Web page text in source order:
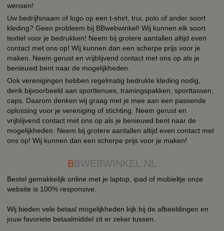
wensen!
Uw bedrijfsnaam of logo op een t-shirt, trui, polo of ander soort
kleding? Geen probleem bij BBwebwinkel! Wij kunnen elk soort
textiel voor je bedrukken! Neem bij grotere aantallen altijd even
contact met ons op! Wij kunnen dan een scherpe prijs voor je
maken. Neem gerust en vrijblijvend contact met ons op als je
benieuwd bent naar de mogelijkheden.
Ook verenigingen hebben regelmatig bedrukte kleding nodig,
denk bijvoorbeeld aan sporttenues, trainingspakken, sporttassen,
caps. Daarom denken wij graag met je mee aan een passende
oplossing voor je vereniging of stichting. Neem gerust en
vrijblijvend contact met ons op als je benieuwd bent naar de
mogelijkheden. Neem bij grotere aantallen altijd even contact met
ons op! Wij kunnen dan een scherpe prijs voor je maken!
BBWEBWINKEL.NL
Bestel gemakkelijk online met je laptop, ipad of mobieltje onze
website is 100% responsive.
Wij bieden vele betaal mogelijkheden kijk bij de afbeeldingen en
jouw favoriete betaalmiddel zit er zeker tussen.